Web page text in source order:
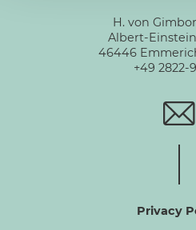
H. von
Albert-
46446
+49 2822-
Privacy